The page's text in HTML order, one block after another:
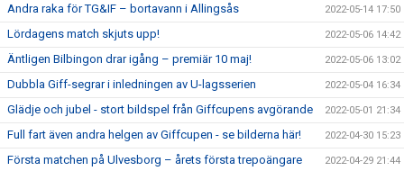
Andra raka för TG&IF – bortavann i Allingsås 2022-05-14 17:50
Lördagens match skjuts upp! 2022-05-06 14:42
Äntligen Bilbingon drar igång – premiär 10 maj! 2022-05-06 13:02
Dubbla Giff-segrar i inledningen av U-lagsserien 2022-05-04 16:34
Glädje och jubel - stort bildspel från Giffcupens avgörande 2022-05-01 21:34
Full fart även andra helgen av Giffcupen - se bilderna här! 2022-04-30 15:23
Första matchen på Ulvesborg – årets första trepoängare 2022-04-29 21:44